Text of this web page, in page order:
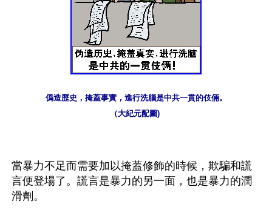
僞造歷史，掩蓋事實，進行洗腦是中共一貫的伎倆。
（大紀元配圖)
當暴力不足而需要加以掩蓋修飾的時候，欺騙和謊
言便登場了。謊言是暴力的另一面，也是暴力的潤
滑劑。